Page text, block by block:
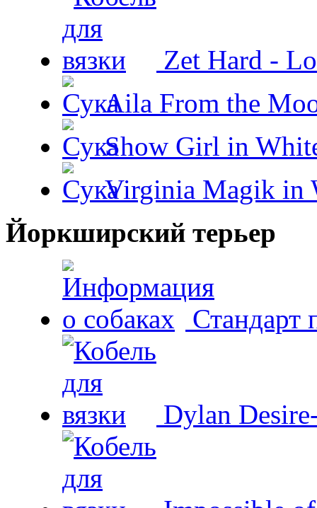
Zet Hard -
Aila From the
Show Girl in
Virginia Magik in
Йоркширский терьер
Dylan